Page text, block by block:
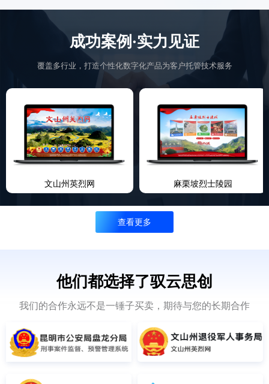
成功案例·实力见证
覆盖多行业，打造个性化数字化产品为客户托管技术服务
文山州英烈网 麻栗坡烈士陵园
查看更多
他们都选择了驭云思创
我们的合作永远不是一锤子买卖，期待与您的长期合作